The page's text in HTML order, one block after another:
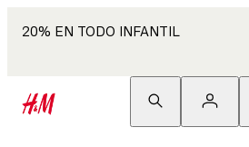
20% EN TODO INFANTIL